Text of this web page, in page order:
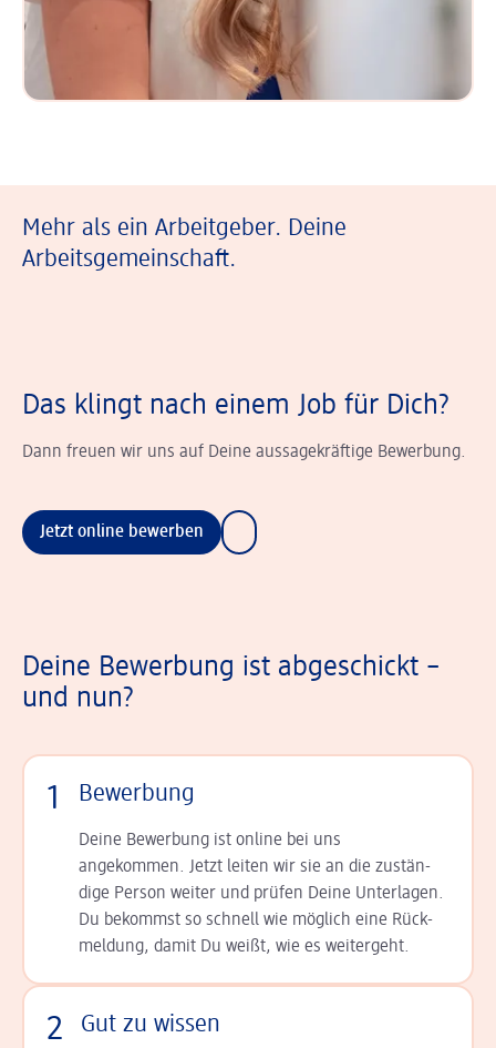
Mehr als ein Arbeitgeber. Deine
Arbeitsgemeinschaft.
Das klingt nach einem Job für Dich?
Dann freuen wir uns auf Deine aussagekräftige Bewerbung.
Jetzt online bewerben
Deine Bewerbung ist abgeschickt –
und nun?
1 Bewerbung
Deine Bewerbung ist online bei uns
angekommen. Jetzt leiten wir sie an die zu­stän­
dige Person weiter und prüfen Deine Unterlagen.
Du bekommst so schnell wie möglich eine Rück­
meldung, damit Du weißt, wie es weitergeht.
2 Gut zu wissen